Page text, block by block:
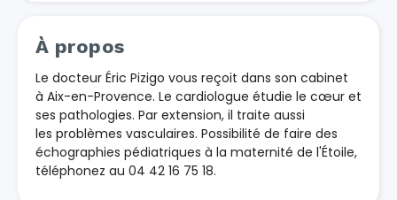
À propos
Le docteur Éric Pizigo vous reçoit dans son cabinet
à Aix-en-Provence. Le cardiologue étudie le cœur et
ses pathologies. Par extension, il traite aussi
les problèmes vasculaires. Possibilité de faire des
échographies pédiatriques à la maternité de l'Étoile,
téléphonez au 04 42 16 75 18.